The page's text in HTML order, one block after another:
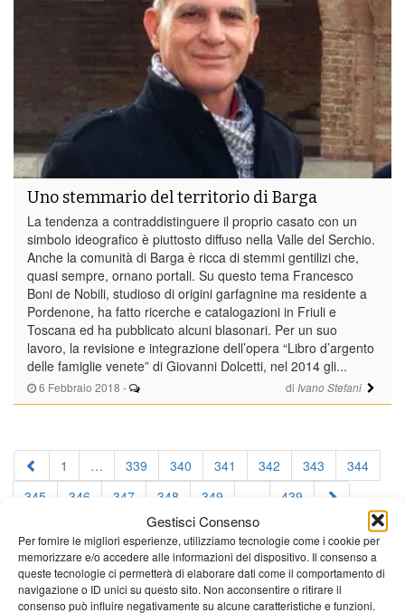
Gestisci Consenso
Per fornire le migliori esperienze, utilizziamo tecnologie come i cookie per
memorizzare e/o accedere alle informazioni del dispositivo. Il consenso a
queste tecnologie ci permetterà di elaborare dati come il comportamento di
navigazione o ID unici su questo sito. Non acconsentire o ritirare il
consenso può influire negativamente su alcune caratteristiche e funzioni.
6 Febbraio 2018 - di Ivano Stefani
Uno stemmario del territorio di Barga
La tendenza a contraddistinguere il proprio casato con un
simbolo ideografico è piuttosto diffuso nella Valle del Serchio.
Anche la comunità di Barga è ricca di stemmi gentilizi che,
quasi sempre, ornano portali. Su questo tema Francesco
Boni de Nobili, studioso di origini garfagnine ma residente a
Pordenone, ha fatto ricerche e catalogazioni in Friuli e
Toscana ed ha pubblicato alcuni blasonari. Per un suo
lavoro, la revisione e integrazione dell’opera “Libro d’argento
delle famiglie venete” di Giovanni Dolcetti, nel 2014 gli...
1 … 339 340 341 342 343
344
345
346 347 348 349 439